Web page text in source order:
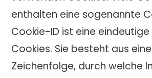
enthalten eine sogenannte
Cookie-ID ist eine eindeutige
Cookies. Sie besteht aus
Zeichenfolge, durch welche